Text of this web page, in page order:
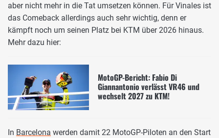
aber nicht mehr in die Tat umsetzen können. Für Vinales ist
das Comeback allerdings auch sehr wichtig, denn er
kämpft noch um seinen Platz bei KTM über 2026 hinaus.
Mehr dazu hier:
MotoGP-Bericht: Fabio Di
Giannantonio verlässt VR46 und
wechselt 2027 zu KTM!
In Barcelona werden damit 22 MotoGP-Piloten an den Start